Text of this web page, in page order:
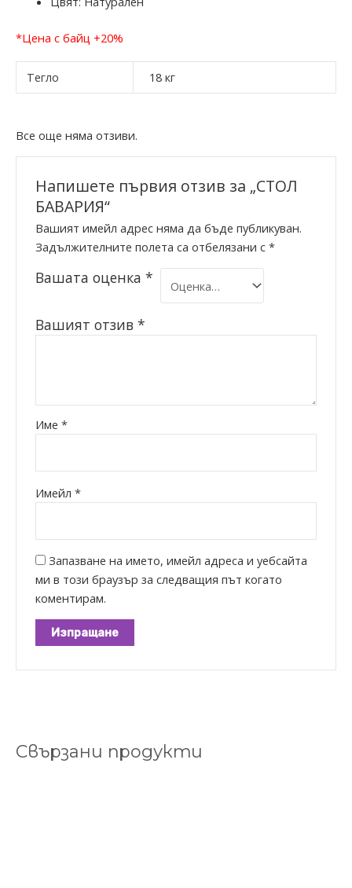
*Цена с байц +20%
Тегло 18 кг
Все още няма отзиви.
Напишете първия отзив за „СТОЛ
БАВАРИЯ“
Вашият имейл адрес няма да бъде публикуван.
Задължителните полета са отбелязани с*
Вашата оценка*
Вашият отзив*
Име*
Имейл*
Запазване на името, имейл адреса и уебсайта
ми в този браузър за следващия път когато
коментирам.
Свързани продукти